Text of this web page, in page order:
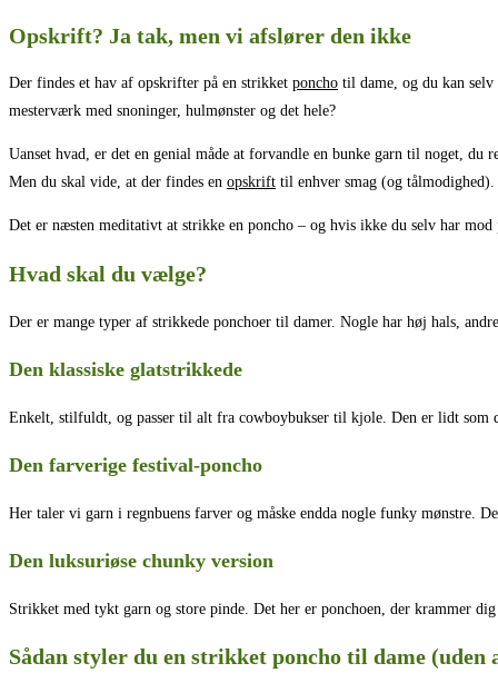
Opskrift? Ja tak, men vi afslører den ikke
Der findes et hav af opskrifter på en strikket poncho til dame, og du kan
mesterværk med snoninger, hulmønster og det hele?
Uanset hvad, er det en genial måde at forvandle en bunke garn til noget,
Men du skal vide, at der findes en opskrift til enhver smag (og tålmodighed).
Det er næsten meditativt at strikke en poncho – og hvis ikke du selv har
Hvad skal du vælge?
Der er mange typer af strikkede ponchoer til damer. Nogle har høj hals,
Den klassiske glatstrikkede
Enkelt, stilfuldt, og passer til alt fra cowboybukser til kjole. Den er lidt som
Den farverige festival-poncho
Her taler vi garn i regnbuens farver og måske endda nogle funky mønstre.
Den luksuriøse chunky version
Strikket med tykt garn og store pinde. Det her er ponchoen, der krammer
Sådan styler du en strikket poncho til dame (uden